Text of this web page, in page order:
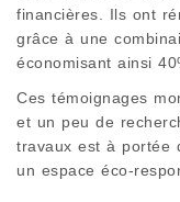
financières. Ils ont
grâce à une
économisant ainsi
Ces témoignages
et un peu de
travaux est à portée
un espace éco-